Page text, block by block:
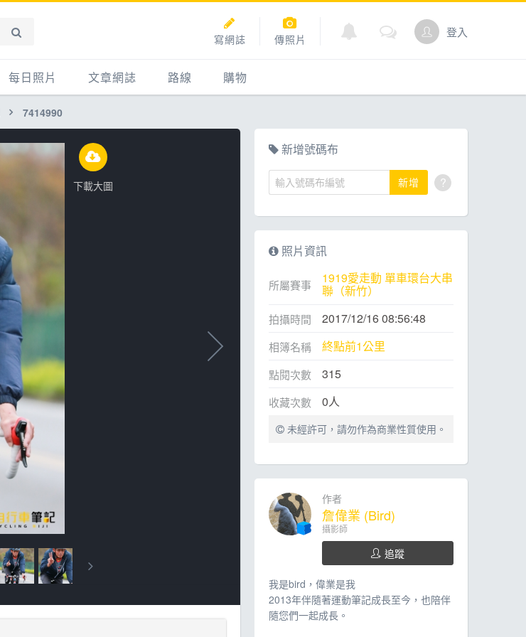
寫網誌 傳照片 登入
每日照片 文章網誌
知識
新聞
產品
路線 購物
點數商城
7414990
下載大圖
新增號碼布
新增 ?
照片資訊
所屬賽事 1919愛走動 單車環台大串
聯（新竹）
拍攝時間 2017/12/16 08:56:48
相簿名稱 終點前1公里
點閱次數 315
收藏次數 0人
未經許可，請勿作為商業性質使用。
作者
詹偉業 (Bird)
攝影師
追蹤
我是bird，偉業是我
2013年伴隨著運動筆記成長至今，也陪伴
隨您們一起成長。